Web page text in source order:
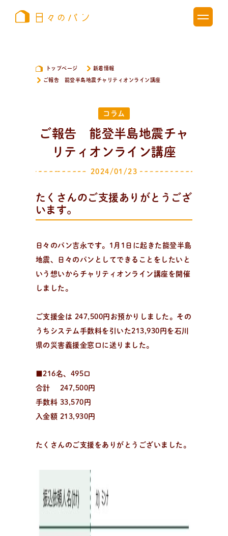
おしらせやイベントなど
日々のパンの活動状況やイベント、コラムをいち早くお
届け中！
の パンと
？
日々のパンの想いや出張パン教室の活動について。 代表
トップページ 新着情報
ご報告 能登半島地震チャリティオンライン講座
コラム
ご報告 能登半島地震チャ
リティオンライン講座
2024/01/23
たくさんのご支援ありがとうござ
います。
日々のパン吉永です。1月1日に起きた能登半島
地震、日々のパンとしてできることをしたいと
いう想いからチャリティオンライン講座を開催
しました。
ご支援金は 247,500円お預かりしました。その
うちシステム手数料を引いた213,930円を石川
県の災害義援金窓口に送りました。
■216名、495口
合計 247,500円
手数料 33,570円
入金額 213,930円
たくさんのご支援をありがとうございました。